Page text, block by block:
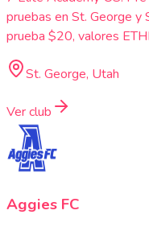
pruebas en St. George y
prueba $20, valores
St. George, Utah
Ver club
Aggies FC